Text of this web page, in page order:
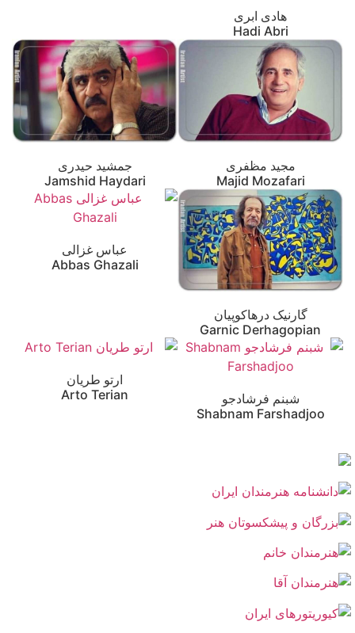
هادی ابری
Hadi Abri
مجید مظفری
Majid Mozafari
جمشید حیدری
Jamshid Haydari
گارنیک درهاکوپیان
Garnic Derhagopian
عباس غزالی
Abbas Ghazali
شبنم فرشادجو
Shabnam Farshadjoo
ارتو طریان
Arto Terian